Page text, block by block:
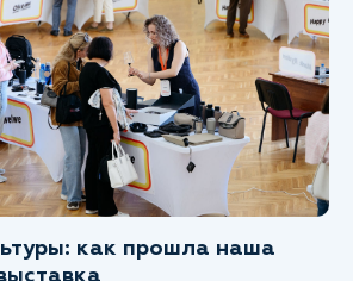
как прошла наша